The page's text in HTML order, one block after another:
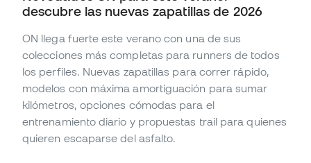
descubre las nuevas zapatillas de 2026
ON llega fuerte este verano con una de sus
colecciones más completas para runners de todos
los perfiles. Nuevas zapatillas para correr rápido,
modelos con máxima amortiguación para sumar
kilómetros, opciones cómodas para el
entrenamiento diario y propuestas trail para quienes
quieren escaparse del asfalto.